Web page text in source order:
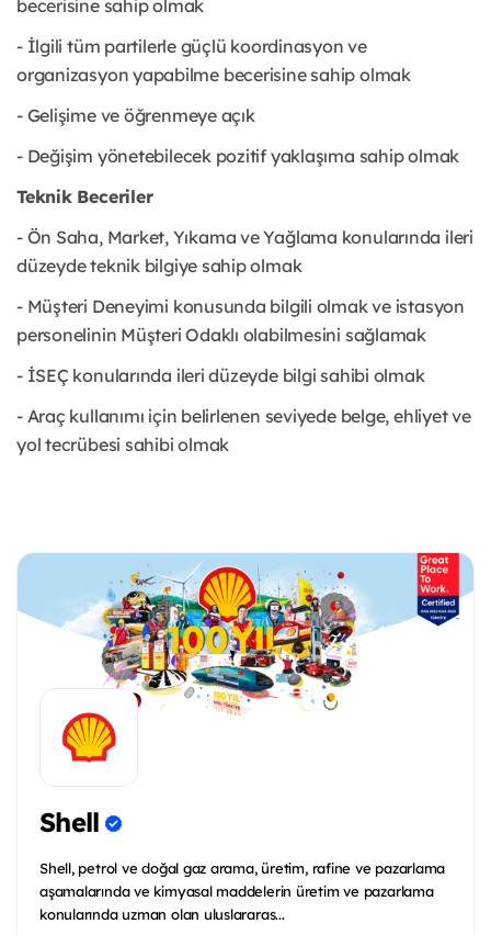
becerisine sahip olmak
- İlgili tüm partilerle güçlü koordinasyon ve
organizasyon yapabilme becerisine sahip olmak
- Gelişime ve öğrenmeye açık
- Değişim yönetebilecek pozitif yaklaşıma sahip olmak
Teknik Beceriler
- Ön Saha, Market, Yıkama ve Yağlama konularında ileri
düzeyde teknik bilgiye sahip olmak
- Müşteri Deneyimi konusunda bilgili olmak ve istasyon
personelinin Müşteri Odaklı olabilmesini sağlamak
- İSEÇ konularında ileri düzeyde bilgi sahibi olmak
- Araç kullanımı için belirlenen seviyede belge, ehliyet ve
yol tecrübesi sahibi olmak
Shell
Shell, petrol ve doğal gaz arama, üretim, rafine ve pazarlama
aşamalarında ve kimyasal maddelerin üretim ve pazarlama
konularında uzman olan uluslararas...